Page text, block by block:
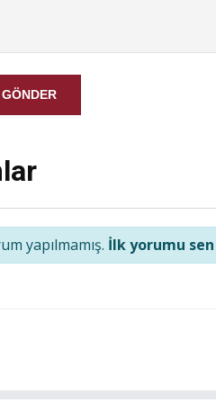
yapılmamış. İlk yorumu